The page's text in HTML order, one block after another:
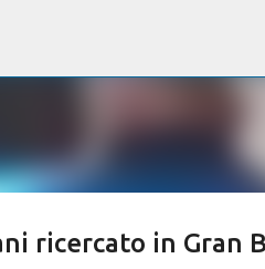
ricercato in Gran